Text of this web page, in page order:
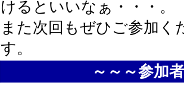
けるといいなぁ・・・。
また次回もぜひご参加
す。
～～～参加